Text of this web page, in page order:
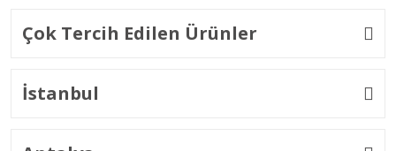
Çok Tercih Edilen Ürünler
İstanbul